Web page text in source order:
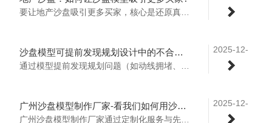
16
要让地产沙盘吸引更多买家，核心是还原真实价值+强化体验感+突出核心卖点，可从这几个方面落地：..
2025-12-
14
沙盘模型可提前发现规划设计中的不合理之处，便于及时优化调整，减少后续施工返工风险
通过模型提前发现规划问题（如动线拥堵、景观遮挡）是减少施工返工的关键技术手段，其核心在于利用数字化模拟实现设计优化。以下是具体应用方式：..
2025-12-
14
广州沙盘模型制作厂家-看我们如何用沙盘模型！
广州沙盘模型制作厂家通过定制化服务与先进技术，满足工业、地产等多元需求。以下是核心优势与案例：..